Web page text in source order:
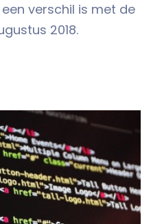
verschil is met de
2018.